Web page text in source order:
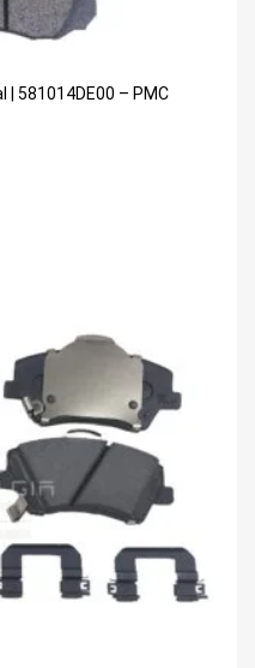
| 581014DE00 – PMC